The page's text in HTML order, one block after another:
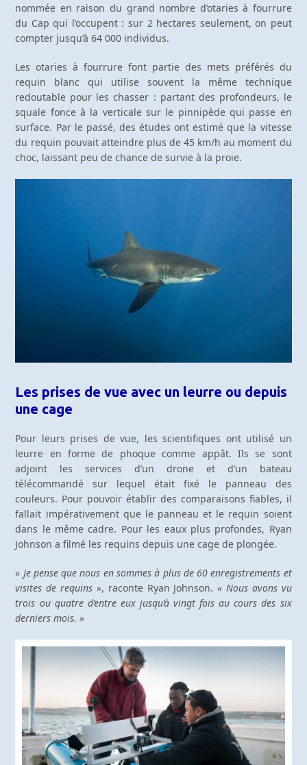
nommée en raison du grand nombre d’otaries à fourrure
du Cap qui l’occupent : sur 2 hectares seulement, on peut
compter jusqu’à 64 000 individus.
Les otaries à fourrure font partie des mets préférés du
requin blanc qui utilise souvent la même technique
redoutable pour les chasser : partant des profondeurs, le
squale fonce à la verticale sur le pinnipède qui passe en
surface. Par le passé, des études ont estimé que la vitesse
du requin pouvait atteindre plus de 45 km/h au moment du
choc, laissant peu de chance de survie à la proie.
Les prises de vue avec un leurre ou depuis
une cage
Pour leurs prises de vue, les scientifiques ont utilisé un
leurre en forme de phoque comme appât. Ils se sont
adjoint les services d’un drone et d’un bateau
télécommandé sur lequel était fixé le panneau des
couleurs. Pour pouvoir établir des comparaisons fiables, il
fallait impérativement que le panneau et le requin soient
dans le même cadre. Pour les eaux plus profondes, Ryan
Johnson a filmé les requins depuis une cage de plongée.
« Je pense que nous en sommes à plus de 60 enregistrements et
visites de requins », raconte Ryan Johnson. « Nous avons vu
trois ou quatre d’entre eux jusqu’à vingt fois au cours des six
derniers mois. »